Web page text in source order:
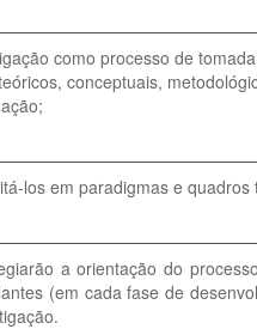
como processo de
conceptuais,
los em paradigmas e
a orientação do
(em cada fase de